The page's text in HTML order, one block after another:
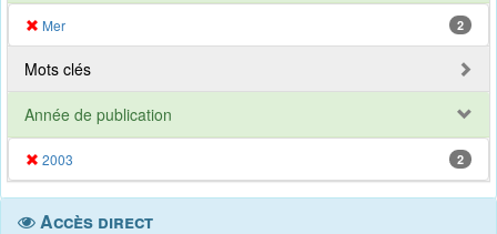
Mer 2
Mots clés
Année de publication
2003 2
Accès direct